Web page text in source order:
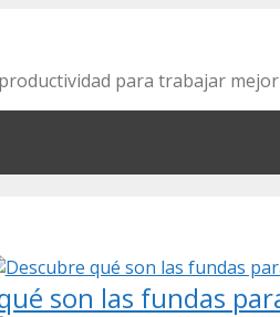
para trabajar mejor
son las fundas